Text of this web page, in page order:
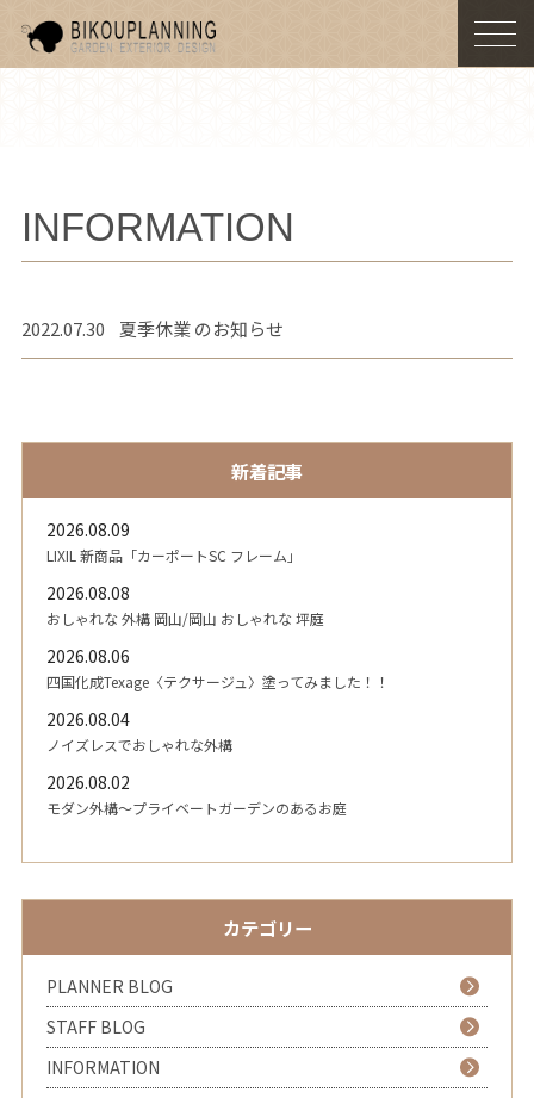
INFORMATION
2022.07.30 夏季休業 のお知らせ
新着記事
2026.08.09
LIXIL 新商品「カーポートSC フレーム」
2026.08.08
おしゃれな 外構 岡山/岡山 おしゃれな 坪庭
2026.08.06
四国化成Texage〈テクサージュ〉塗ってみました！！
2026.08.04
ノイズレスでおしゃれな外構
2026.08.02
モダン外構～プライベートガーデンのあるお庭
カテゴリー
PLANNER BLOG
STAFF BLOG
INFORMATION